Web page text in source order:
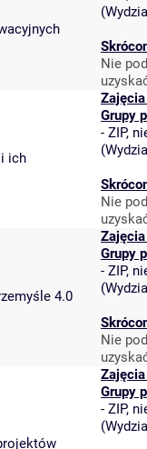
(
Nie
ich
Grupy
- ZIP,
(
Nie
4.0
Grupy
- ZIP,
(
Nie
Grupy
- ZIP,
(